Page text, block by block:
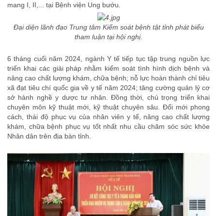
mang I, II,... tại Bệnh viện Ung bướu.
Đại diện lãnh đạo Trung tâm Kiểm soát bệnh tật tỉnh phát biểu
tham luận tại hội nghị.
6 tháng cuối năm 2024, ngành Y tế tiếp tục tập trung nguồn lực
triển khai các giải pháp nhằm kiểm soát tình hình dịch bệnh và
nâng cao chất lượng khám, chữa bệnh; nỗ lực hoàn thành chỉ tiêu
xã đạt tiêu chí quốc gia về y tế năm 2024; tăng cường quản lý cơ
sở hành nghề y dược tư nhân. Đồng thời, chú trọng triển khai
chuyên môn kỹ thuật mới, kỹ thuật chuyên sâu. Đổi mới phong
cách, thái độ phục vụ của nhân viên y tế, nâng cao chất lượng
khám, chữa bệnh phục vụ tốt nhất nhu cầu chăm sóc sức khỏe
Nhân dân trên địa bàn tỉnh.